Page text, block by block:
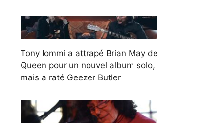
Tony Iommi a attrapé Brian May de
Queen pour un nouvel album solo,
mais a raté Geezer Butler